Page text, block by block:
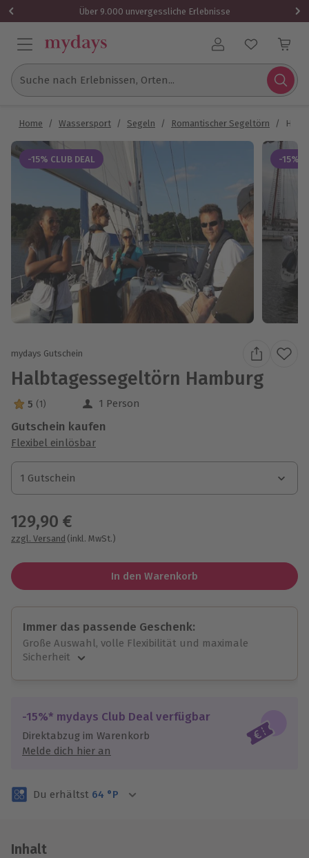
Über 9.000 unvergessliche Erlebnisse
Benutzerkonto
Suche nach Erlebnissen, Orten...
Home / Wassersport / Segeln / Romantischer Segeltörn /
-15% CLUB DEAL -15%
mydays Gutschein
Halbtagessegeltörn Hamburg
5 Sterne von 5 aus 1 Bewertungen
5 (1) 1 Person
Gutschein kaufen
Flexibel einlösbar
1 Gutschein
1 Gutschein
1 Gutschein
129,90 €
zzgl. Versand (inkl. MwSt.)
In den Warenkorb
Immer das passende Geschenk:
Große Auswahl, volle Flexibilität und maximale
Sicherheit
Jeder Gutschein für alle Erlebnisse einlösbar.
Maximale Sicherheit
3 Jahre gültig & verlängerbar.
-15%* mydays Club Deal verfügbar
Direktabzug im Warenkorb
Melde dich hier an
Du erhältst 64 °P
Inhalt